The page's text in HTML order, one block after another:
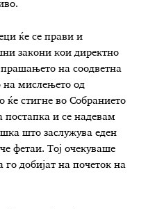
ќе се прави и
закони кои директно
на соодветна
на мислењето од
ќе стигне во Собранието
постапка и се надевам
што заслужува еден
фетаи. Тој очекуваше
добијат на почеток на